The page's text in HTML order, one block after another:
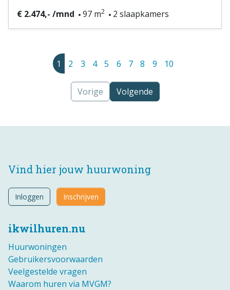
€ 2.474,- /mnd 97 m2 2 slaapkamers
1 2 3 4 5 6 7 8 9 10
Vorige Volgende
ikwilhuren.nu
Huurwoningen
Gebruikersvoorwaarden
Veelgestelde vragen
Waarom huren via MVGM?
Vind hier jouw huurwoning
Inloggen Inschrijven